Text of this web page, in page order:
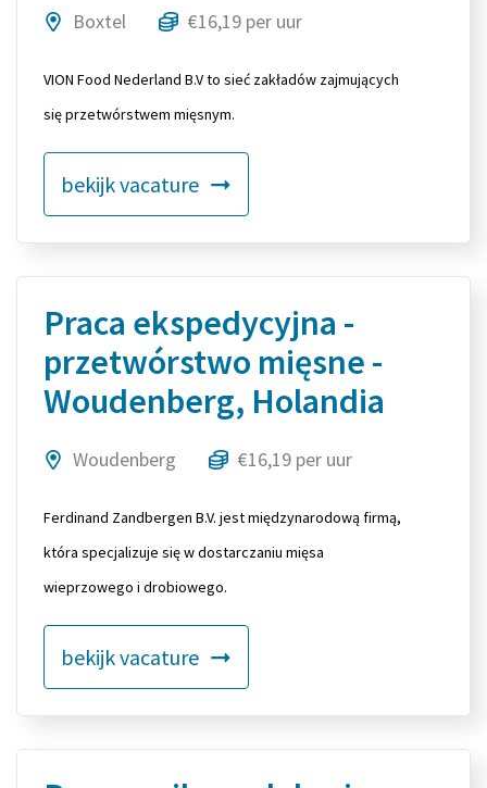
Boxtel €16,19 per uur
VION Food Nederland B.V to sieć zakładów zajmujących
się przetwórstwem mięsnym.
bekijk vacature
Praca ekspedycyjna -
przetwórstwo mięsne -
Woudenberg, Holandia
Woudenberg €16,19 per uur
Ferdinand Zandbergen B.V. jest międzynarodową firmą,
która specjalizuje się w dostarczaniu mięsa
wieprzowego i drobiowego.
bekijk vacature